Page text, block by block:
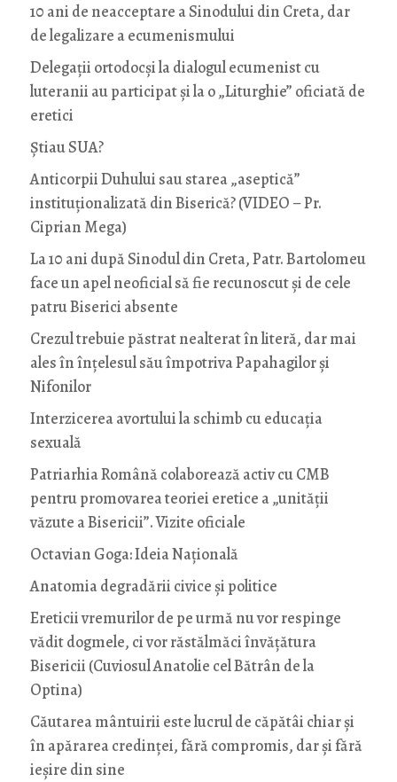
10 ani de neacceptare a Sinodului din Creta, dar
de legalizare a ecumenismului
Delegații ortodocși la dialogul ecumenist cu
luteranii au participat și la o „Liturghie” oficiată de
eretici
Știau SUA?
Anticorpii Duhului sau starea „aseptică”
instituționalizată din Biserică? (VIDEO – Pr.
Ciprian Mega)
La 10 ani după Sinodul din Creta, Patr. Bartolomeu
face un apel neoficial să fie recunoscut și de cele
patru Biserici absente
Crezul trebuie păstrat nealterat în literă, dar mai
ales în înțelesul său împotriva Papahagilor și
Nifonilor
Interzicerea avortului la schimb cu educaţia
sexuală
Patriarhia Română colaborează activ cu CMB
pentru promovarea teoriei eretice a „unității
văzute a Bisericii”. Vizite oficiale
Octavian Goga: Ideia Naţională
Anatomia degradării civice și politice
Ereticii vremurilor de pe urmă nu vor respinge
vădit dogmele, ci vor răstălmăci învățătura
Bisericii (Cuviosul Anatolie cel Bătrân de la
Optina)
Căutarea mântuirii este lucrul de căpătâi chiar și
în apărarea credinței, fără compromis, dar și fără
ieșire din sine